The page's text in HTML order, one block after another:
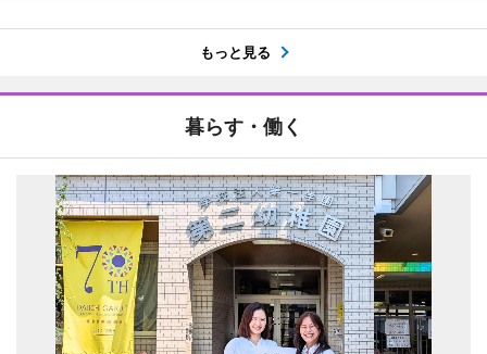
もっと見る
暮らす・働く